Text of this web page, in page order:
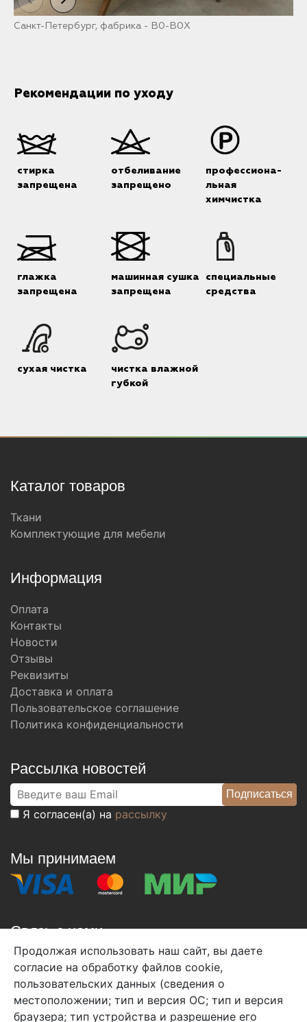
Санкт-Петербург, фабрика - B0-B0X
Рекомендации по уходу
стирка
запрещена
отбеливание
запрещено
профессиона-
льная
химчистка
глажка
запрещена
машинная сушка
запрещена
специальные
средства
сухая чистка
чистка влажной
губкой
Каталог товаров
Ткани
Комплектующие для мебели
Информация
Оплата
Контакты
Новости
Отзывы
Реквизиты
Доставка и оплата
Пользовательское соглашение
Политика конфиденциальности
Рассылка новостей
Я согласен(а) на рассылку
Мы принимаем
Связь с нами
+7 (495) 933-38-08
info@arben-textile.ru- оптовые продажи
Продолжая использовать наш сайт, вы даете
согласие на обработку файлов cookie,
пользовательских данных (сведения о
местоположении; тип и версия ОС; тип и версия
браузера; тип устройства и разрешение его